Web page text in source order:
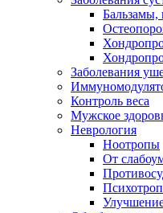
Бальзамы,
Заболевания
Контроль веса
Мужское
Неврология
Ноотропы
От